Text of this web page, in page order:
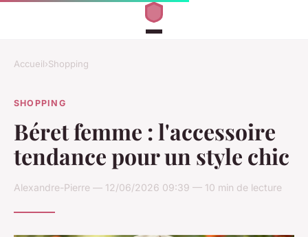
Accueil›Shopping
SHOPPING
Béret femme : l'accessoire
tendance pour un style chic
Alexandre-Pierre — 12/06/2026 09:39 — 10 min de lecture